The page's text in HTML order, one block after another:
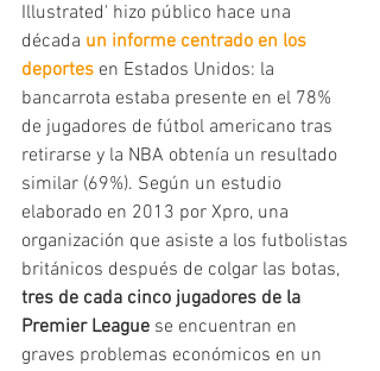
Illustrated' hizo público hace una
década un informe centrado en los
deportes en Estados Unidos: la
bancarrota estaba presente en el 78%
de jugadores de fútbol americano tras
retirarse y la NBA obtenía un resultado
similar (69%). Según un estudio
elaborado en 2013 por Xpro, una
organización que asiste a los futbolistas
británicos después de colgar las botas,
tres de cada cinco jugadores de la
Premier League se encuentran en
graves problemas económicos en un